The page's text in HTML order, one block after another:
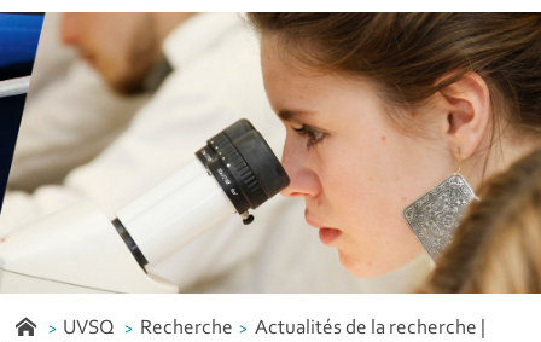
UVSQ Recherche
Actualités de la recherche |